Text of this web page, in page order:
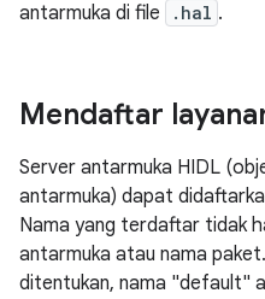
antarmuka di file
.hal .
Mendaftar
Server antarmuka HIDL
antarmuka) dapat
Nama yang terdaftar tidak
antarmuka atau nama
ditentukan, nama "default"